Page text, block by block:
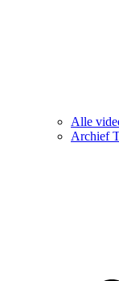
Alle
Archief